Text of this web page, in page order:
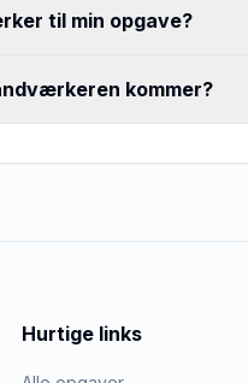
til min opgave?
kommer?
Hurtige links